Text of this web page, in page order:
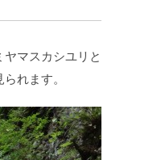
マスカシユリと
れます。